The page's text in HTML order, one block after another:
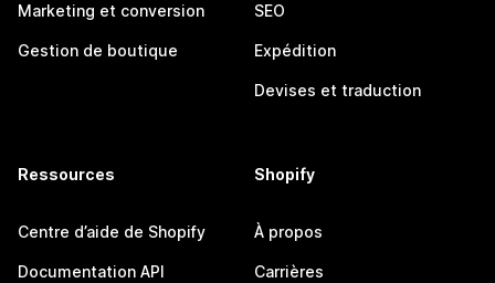
Marketing et conversion
Gestion de boutique
SEO
Expédition
Devises et traduction
Ressources
Centre d’aide de Shopify
Documentation API
Shopify
À propos
Carrières